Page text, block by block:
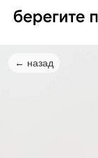
← назад